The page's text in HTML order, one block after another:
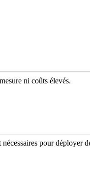
ni coûts élevés.
pour déployer